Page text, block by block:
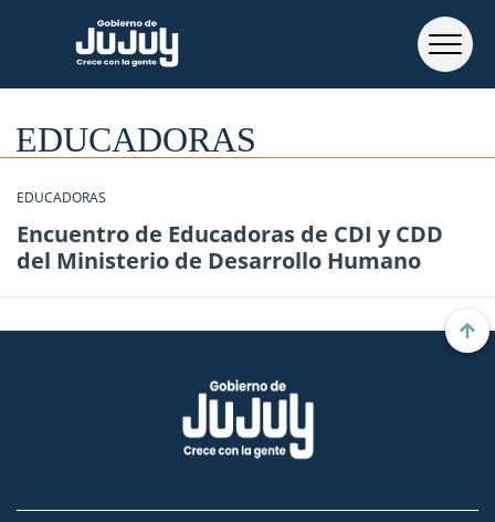
EDUCADORAS
EDUCADORAS
Encuentro de Educadoras de CDI y CDD
del Ministerio de Desarrollo Humano